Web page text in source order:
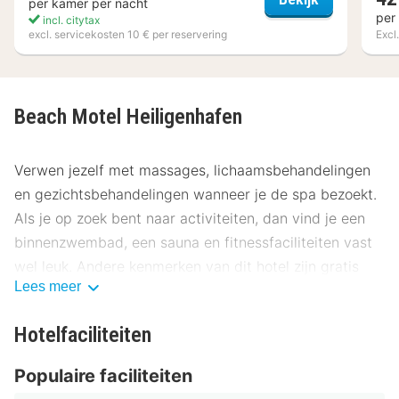
per kamer per nacht
incl. citytax
excl. servicekosten 10 € per reservering
per
Beach Motel Heiligenhafen
Verwen jezelf met massages, lichaamsbehandelingen
en gezichtsbehandelingen wanneer je de spa bezoekt.
Als je op zoek bent naar activiteiten, dan vind je een
binnenzwembad, een sauna en fitnessfaciliteiten vast
wel leuk. Andere kenmerken van dit hotel zijn gratis
wifi, een spelletjesruimte en een picknickplaats.
Gasten van Beach Motel Heiligenhafen kunnen
& GRILL of iets halen bij de snackbar/deli. Ontspan met
Lees meer
Hotelfaciliteiten
Populaire faciliteiten